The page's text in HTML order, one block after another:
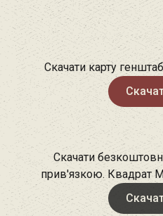
Скачати карту
Скачати
прив'язкою. Квадрат